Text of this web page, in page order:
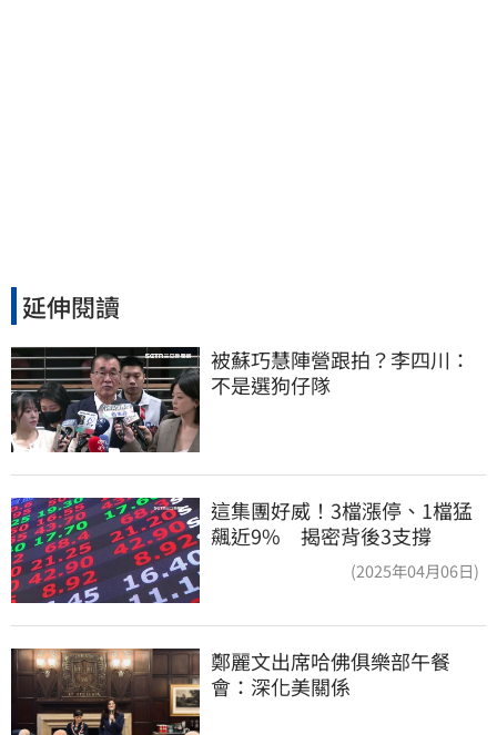
延伸閱讀
被蘇巧慧陣營跟拍？李四川：
不是選狗仔隊
這集團好威！3檔漲停、1檔猛
飆近9% 揭密背後3支撐
(2025年04月06日)
鄭麗文出席哈佛俱樂部午餐
會：深化美關係